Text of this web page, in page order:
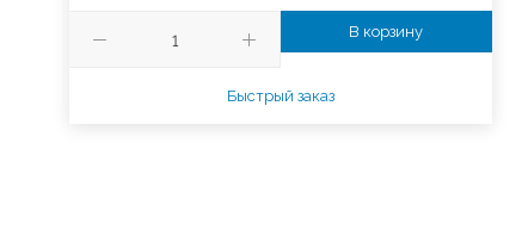
В корзину
Быстрый заказ